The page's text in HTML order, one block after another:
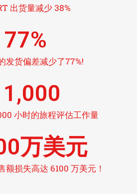
出货量减少 38%
发货偏差减少了77%!
77%
小时的旅程评估工作量
额损失高达 6100 万美元！
万美元